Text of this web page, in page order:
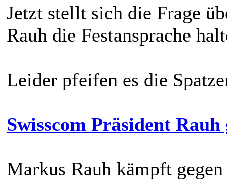
Jetzt stellt sich die Frage
Rauh die Festansprache
Leider pfeifen es die
Swisscom Präsident Rauh
Markus Rauh kämpft